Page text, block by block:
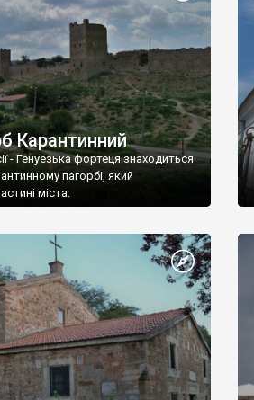
Карантинний
- Генуезька фортеця знаходиться
пагорбі, який
міста.